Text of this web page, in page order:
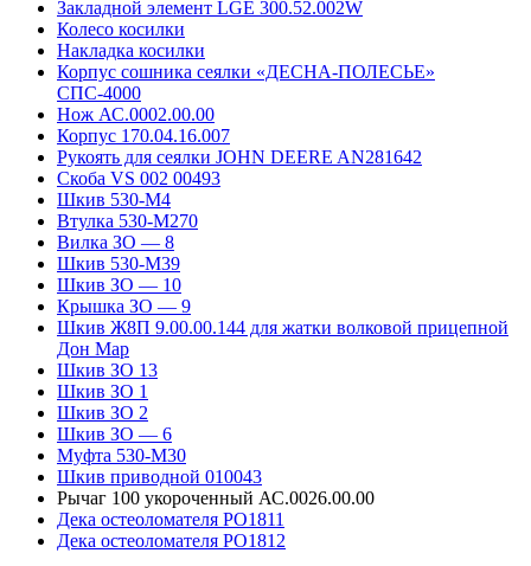
Закладной элемент LGE 300.52.002W
Колесо косилки
Накладка косилки
Корпус сошника сеялки «ДЕСНА-ПОЛЕСЬЕ»
СПС-4000
Нож АС.0002.00.00
Корпус 170.04.16.007
Рукоять для сеялки JOHN DEERE AN281642
Скоба VS 002 00493
Шкив 530-М4
Втулка 530-М270
Вилка ЗО — 8
Шкив 530-М39
Шкив ЗО — 10
Крышка ЗО — 9
Шкив Ж8П 9.00.00.144 для жатки волковой прицепной
Дон Мар
Шкив ЗО 13
Шкив ЗО 1
Шкив ЗО 2
Шкив ЗО — 6
Муфта 530-М30
Шкив приводной 010043
Рычаг 100 укороченный АС.0026.00.00
Дека остеоломателя PO1811
Дека остеоломателя PO1812